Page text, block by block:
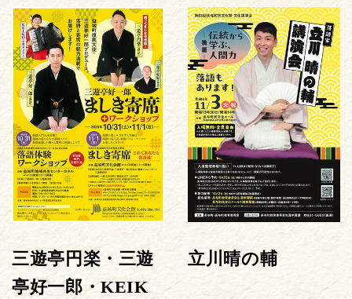
三遊亭円楽・三遊
亭好一郎・KEIK
立川晴の輔